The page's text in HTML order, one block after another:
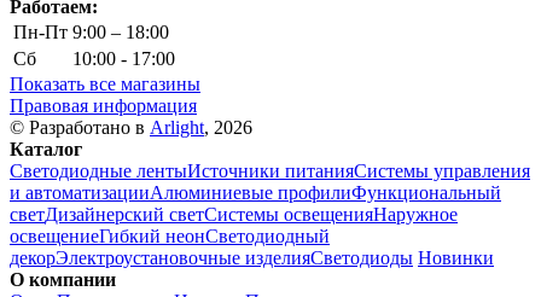
Работаем:
Пн-Пт 9:00 – 18:00
Сб
10:00 - 17:00
Показать все магазины
Правовая информация
© Разработано в Arlight, 2026
Каталог
Светодиодные лентыИсточники питанияСистемы управления
и автоматизацииАлюминиевые профилиФункциональный
светДизайнерский светСистемы освещенияНаружное
освещениеГибкий неонСветодиодный
декорЭлектроустановочные изделияСветодиоды Новинки
О компании